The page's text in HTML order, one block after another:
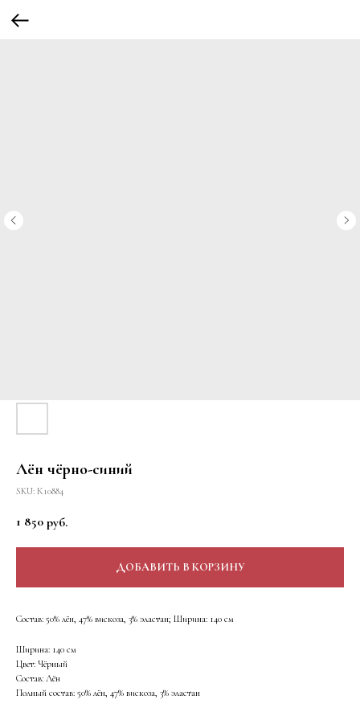
Лён чёрно-синий
SKU: К10884
1 850 руб.
ДОБАВИТЬ В КОРЗИНУ
Состав: 50% лён, 47% вискоза, 3% эластан; Ширина: 140 см
Ширина: 140 см
Цвет: Чёрный
Состав: Лён
Полный состав: 50% лён, 47% вискоза, 3% эластан